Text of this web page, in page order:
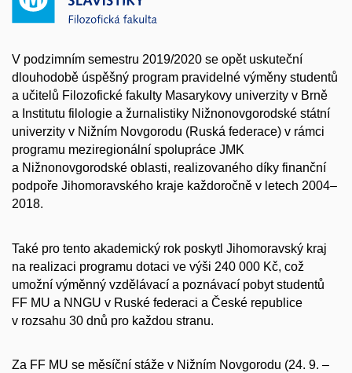
V podzimním semestru 2019/2020 se opět uskuteční
dlouhodobě úspěšný program pravidelné výměny studentů
a učitelů Filozofické fakulty Masarykovy univerzity v Brně
a Institutu filologie a žurnalistiky Nižnonovgorodské státní
univerzity v Nižním Novgorodu (Ruská federace) v rámci
programu meziregionální spolupráce JMK
a Nižnonovgorodské oblasti, realizovaného díky finanční
podpoře Jihomoravského kraje každoročně v letech 2004–
2018.
Také pro tento akademický rok poskytl Jihomoravský kraj
na realizaci programu dotaci ve výši 240 000 Kč, což
umožní výměnný vzdělávací a poznávací pobyt studentů
FF MU a NNGU v Ruské federaci a České republice
v rozsahu 30 dnů pro každou stranu.
Za FF MU se měsíční stáže v Nižním Novgorodu (24. 9. –